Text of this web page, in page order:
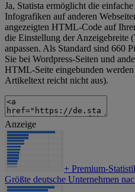
Ja, Statista ermöglicht die
Infografiken auf anderen
angezeigten HTML-Code auf
die Einstellung der Anzeigebreite
anpassen. Als Standard sind 660
Sie bei Wordpress-Seiten und
HTML-Seite eingebunden
Artikeltext reicht nicht aus).
Anzeige
+ Premium-
Größte deutsche Unternehmen